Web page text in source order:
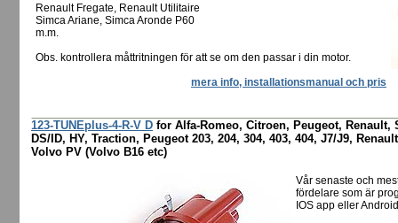
Renault Fregate, Renault Utilitaire
Simca Ariane, Simca Aronde P60
m.m.
Obs. kontrollera måttritningen för att se om den passar i din motor.
mera info, installationsmanual och pris
123-TUNEplus-4-R-V D for Alfa-Romeo, Citroen, Peugeot,
DS/ID, HY, Traction, Peugeot 203, 204, 304, 403, 404, J7/J9,
Volvo PV (Volvo B16 etc)
Vår senaste och
fördelare som är
IOS app eller